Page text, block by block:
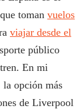
toman vuelos
viajar desde el
público
En mi
opción más
de Liverpool